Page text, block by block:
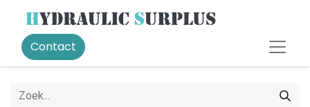
Contact